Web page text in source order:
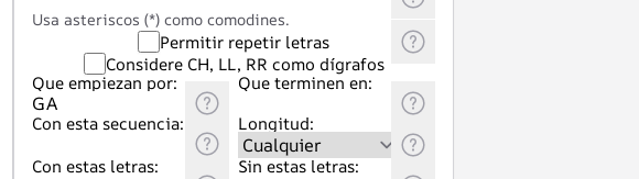
Usa asteriscos (*) como comodines.
Permitir repetir letras
Considere CH, LL, RR como dígrafos
Que empiezan por:
Que terminen en:
Con esta secuencia:
Longitud:
Con estas letras:
Sin estas letras: